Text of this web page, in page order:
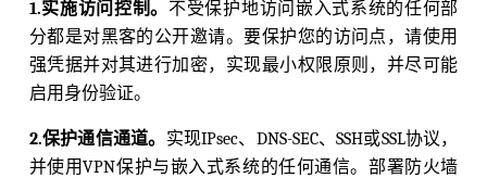
1.实施访问控制。 不受保护地访问嵌入式系统的任何部
分都是对黑客的公开邀请。要保护您的访问点，请使用
强凭据并对其进行加密，实现最小权限原则，并尽可能
启用身份验证。
2.保护通信通道。 实现IPsec、DNS-SEC、SSH或SSL协议，
并使用VPN保护与嵌入式系统的任何通信。部署防火墙